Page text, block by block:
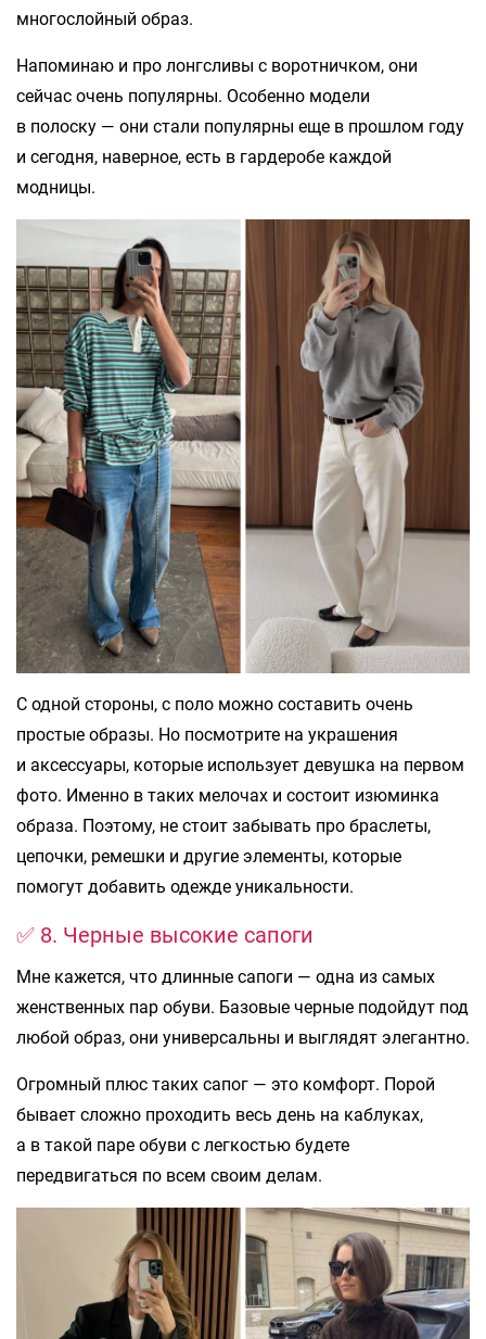
многослойный образ.
Напоминаю и про лонгсливы с воротничком, они
сейчас очень популярны. Особенно модели
в полоску — они стали популярны еще в прошлом году
и сегодня, наверное, есть в гардеробе каждой
модницы.
С одной стороны, с поло можно составить очень
простые образы. Но посмотрите на украшения
и аксессуары, которые использует девушка на первом
фото. Именно в таких мелочах и состоит изюминка
образа. Поэтому, не стоит забывать про браслеты,
цепочки, ремешки и другие элементы, которые
помогут добавить одежде уникальности.
✅ 8. Черные высокие сапоги
Мне кажется, что длинные сапоги — одна из самых
женственных пар обуви. Базовые черные подойдут под
любой образ, они универсальны и выглядят элегантно.
Огромный плюс таких сапог — это комфорт. Порой
бывает сложно проходить весь день на каблуках,
а в такой паре обуви с легкостью будете
передвигаться по всем своим делам.